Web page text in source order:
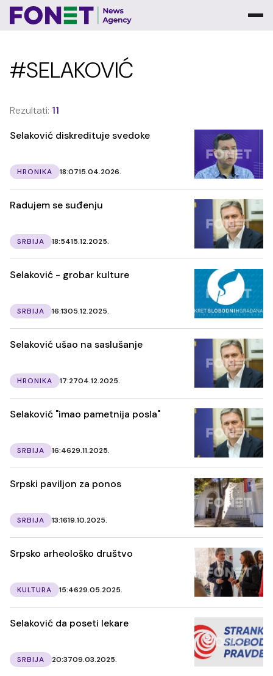
#SELAKOVIĆ
Rezultati: 11
Selaković diskredituje svedoke
HRONIKA 18:0715.04.2026.
Radujem se suđenju
SRBIJA 18:5415.12.2025.
Selaković - grobar kulture
SRBIJA 16:1305.12.2025.
Selaković ušao na saslušanje
HRONIKA 17:2704.12.2025.
Selaković "imao pametnija posla"
SRBIJA 16:4629.11.2025.
Srpski paviljon za ponos
SRBIJA 13:1619.10.2025.
Srpsko arheološko društvo
KULTURA 15:4629.05.2025.
Selaković da poseti lekare
SRBIJA 20:3709.03.2025.